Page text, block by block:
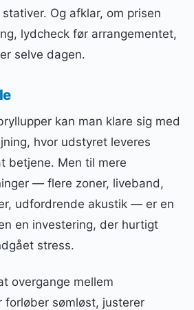
Og afklar, om prisen
lydcheck før arrangementet,
selve dagen.
kan man klare sig med
hvor udstyret leveres
betjene. Men til mere
— flere zoner, liveband,
udfordrende akustik — er en
en investering, der hurtigt
stress.
overgange mellem
forløber sømløst, justerer